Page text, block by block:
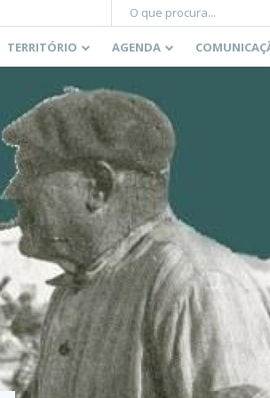
TERRITÓRIO AGENDA